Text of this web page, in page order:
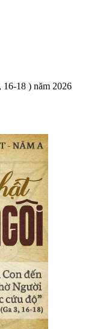
18 ) năm 2026